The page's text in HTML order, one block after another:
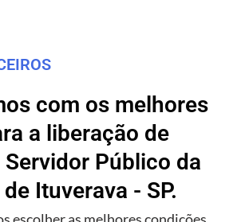
com os melhores
a liberação de
Público da
Ituverava - SP.